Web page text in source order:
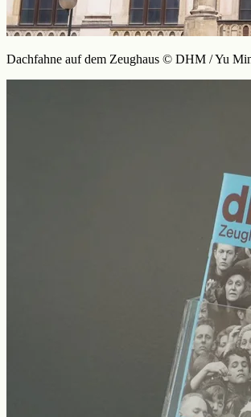
Dachfahne auf dem Zeughaus © DHM / Yu